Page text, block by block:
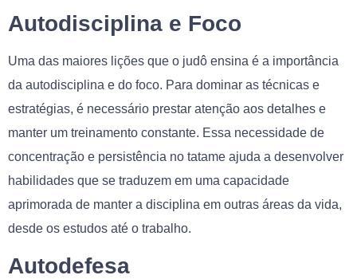
Autodisciplina e Foco
Uma das maiores lições que o judô ensina é a importância
da autodisciplina e do foco. Para dominar as técnicas e
estratégias, é necessário prestar atenção aos detalhes e
manter um treinamento constante. Essa necessidade de
concentração e persistência no tatame ajuda a desenvolver
habilidades que se traduzem em uma capacidade
aprimorada de manter a disciplina em outras áreas da vida,
desde os estudos até o trabalho.
Autodefesa